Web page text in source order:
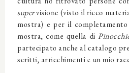
supervisione (visto il ricco
mostra) e per il
mostra, come quella di
partecipato anche al catalogo
scritti, arricchimenti e un mio